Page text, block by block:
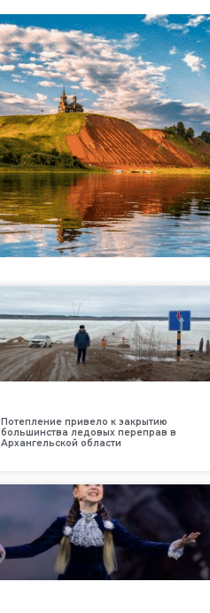
Потепление привело к закрытию
большинства ледовых переправ в
Архангельской области